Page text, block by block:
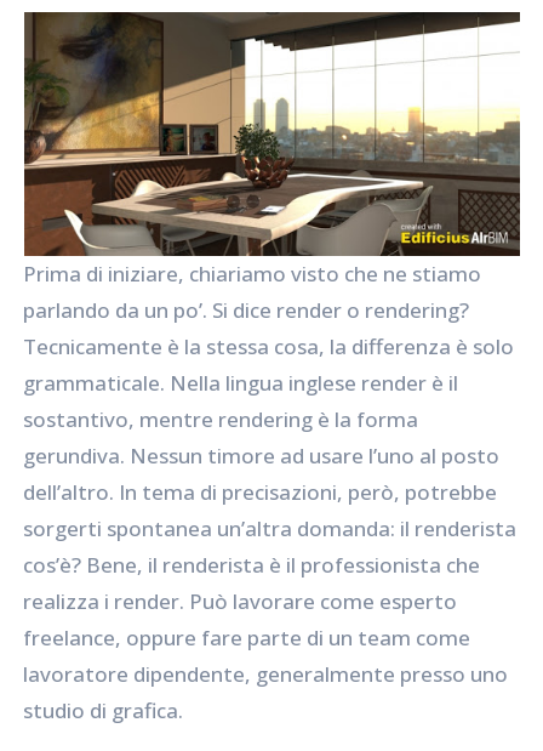
Prima di iniziare, chiariamo visto che ne stiamo
parlando da un po’. Si dice render o rendering?
Tecnicamente è la stessa cosa, la differenza è solo
grammaticale. Nella lingua inglese render è il
sostantivo, mentre rendering è la forma
gerundiva. Nessun timore ad usare l’uno al posto
dell’altro. In tema di precisazioni, però, potrebbe
sorgerti spontanea un’altra domanda: il renderista
cos’è? Bene, il renderista è il professionista che
realizza i render. Può lavorare come esperto
freelance, oppure fare parte di un team come
lavoratore dipendente, generalmente presso uno
studio di grafica.